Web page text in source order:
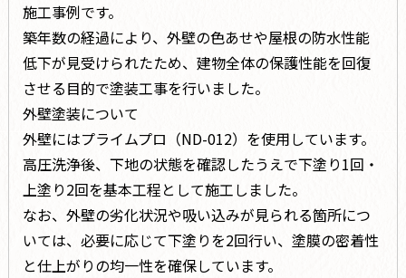
施工事例です。
築年数の経過により、外壁の色あせや屋根の防水性能
低下が見受けられたため、建物全体の保護性能を回復
させる目的で塗装工事を行いました。
外壁塗装について
外壁にはプライムプロ（ND-012）を使用しています。
高圧洗浄後、下地の状態を確認したうえで下塗り1回・
上塗り2回を基本工程として施工しました。
なお、外壁の劣化状況や吸い込みが見られる箇所につ
いては、必要に応じて下塗りを2回行い、塗膜の密着性
と仕上がりの均一性を確保しています。